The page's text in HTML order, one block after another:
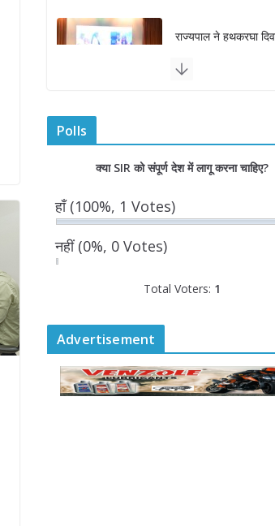
राज्यपाल ने गोरखपुर में
August 7, 2026
August 7, 2026
मुख्यमंत्री योगी आदित्यनाथ
Polls
क्या SIR को संपूर्ण देश में लागू करना चाहिए?
हाँ(100%, 1 Votes)
नहीं(0%, 0 Votes)
Total Voters: 1
Advertisement